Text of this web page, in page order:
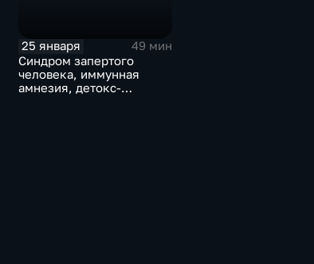
25 января
49 мин
Синдром запертого
человека, иммунная
амнезия, детокс-